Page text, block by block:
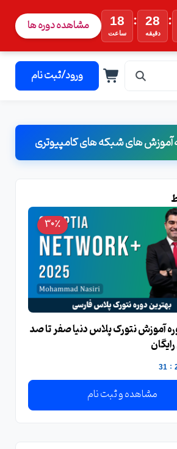
18
ساعت
: 28
دقیقه
: مشاهده دوره ها
ورود/ثبت نام
های شبکه های کامپیوتری
30٪
آموزش نتورک پلاس دنیا صفر تا صد
:
30
مشاهده و ثبت نام